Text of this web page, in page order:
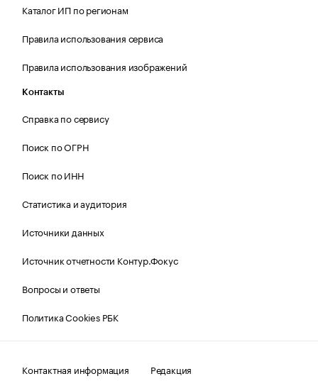
Каталог ИП по регионам
Правила использования сервиса
Правила использования изображений
Контакты
Справка по сервису
Поиск по ОГРН
Поиск по ИНН
Статистика и аудитория
Источники данных
Источник отчетности Контур.Фокус
Вопросы и ответы
Политика Cookies РБК
Контактная информация Редакция